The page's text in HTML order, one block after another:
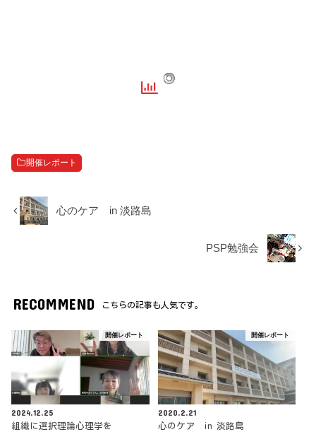
開催レポート
心のケア in 淡路島
PSP勉強会
RECOMMEND こちらの記事も人気です。
開催レポート
2024.12.25
組織に選択理論心理学を
開催レポート
2020.2.21
心のケア in 淡路島